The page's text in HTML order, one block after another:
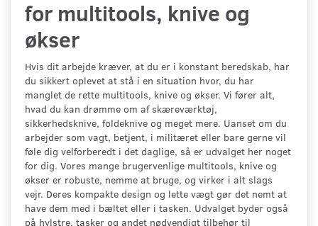
for multitools, knive og
økser
Hvis dit arbejde kræver, at du er i konstant beredskab, har
du sikkert oplevet at stå i en situation hvor, du har
manglet de rette multitools, knive og økser. Vi fører alt,
hvad du kan drømme om af skæreværktøj,
sikkerhedsknive, foldeknive og meget mere. Uanset om du
arbejder som vagt, betjent, i militæret eller bare gerne vil
føle dig velforberedt i det daglige, så er udvalget her noget
for dig. Vores mange brugervenlige multitools, knive og
økser er robuste, nemme at bruge, og virker i alt slags
vejr. Deres kompakte design og lette vægt gør det nemt at
have dem med i bæltet eller i tasken. Udvalget byder også
på hylstre, tasker og andet nødvendigt tilbehør til